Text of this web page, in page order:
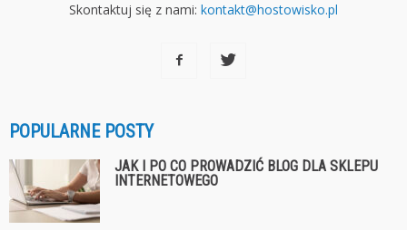
Skontaktuj się z nami: kontakt@hostowisko.pl
POPULARNE POSTY
JAK I PO CO PROWADZIĆ BLOG DLA SKLEPU
INTERNETOWEGO